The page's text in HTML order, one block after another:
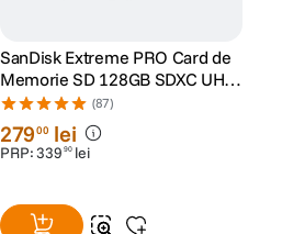
SanDisk Extreme PRO Card de
Memorie SD 128GB SDXC UHS-
I Class 10 U3 V30 + 2 Ani
RescuePRO Deluxe
(87)
27900 lei
PRP:339 90 lei